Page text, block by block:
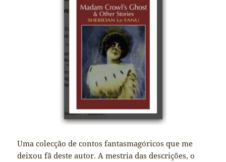
Uma colecção de contos fantasmagóricos que me
deixou fã deste autor. A mestria das descrições, o